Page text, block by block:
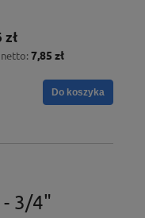
zł
netto: 7,85 zł
Do koszyka
- 3/4"